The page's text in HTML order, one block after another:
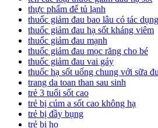
thực phẩm để tủ lạnh
thuốc giảm đau bao lâu có tác dụng
thuốc giảm đau hạ sốt kháng viêm
thuốc giảm đau mạnh
thuốc giảm đau mọc răng cho bé
thuốc giảm đau vai gáy
thuốc hạ sốt uống chung với sữa
trang da toan than sau sinh
trẻ 3 tuổi sốt cao
trẻ bị cúm a sốt cao không hạ
trẻ bị đầy bụng
trẻ bị ho